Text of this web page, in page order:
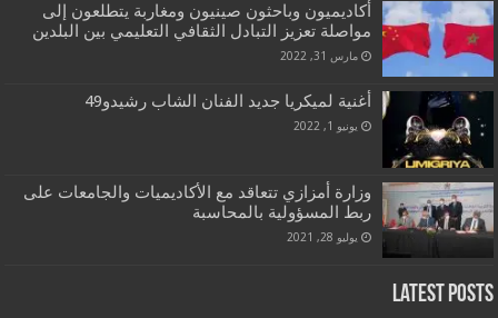
أكاديميون وباحثون صينيون ومغاربة يتطلعون إلى
مواصلة تعزيز التبادل الثقافي التعليمي بين البلدين
مارس 31, 2022
أغنية لميكريا جديد الفنان الشاب رشيدو49
يونيو 1, 2022
وزارة أمزازي تتعاقد مع الأكاديميات والجامعات على
ربط المسؤولية بالمحاسبة
يوليو 28, 2021
Latest Posts